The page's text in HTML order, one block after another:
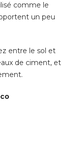
comme le
un peu
entre le sol et
de ciment, et